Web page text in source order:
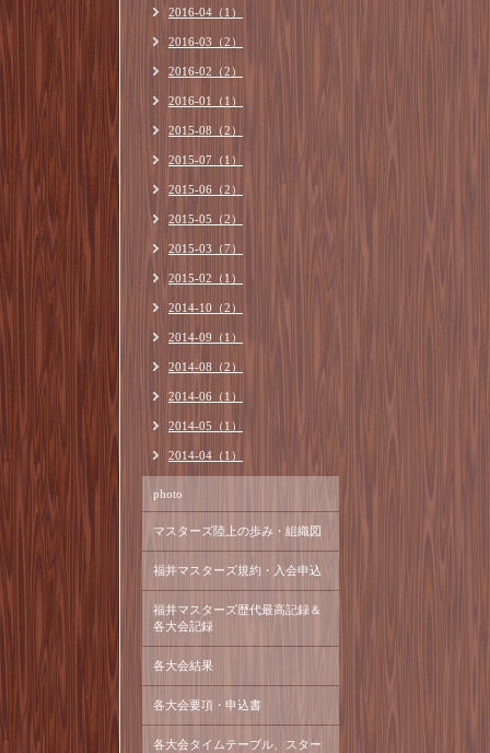
2016-04（1）
2016-03（2）
2016-02（2）
2016-01（1）
2015-08（2）
2015-07（1）
2015-06（2）
2015-05（2）
2015-03（7）
2015-02（1）
2014-10（2）
2014-09（1）
2014-08（2）
2014-06（1）
2014-05（1）
2014-04（1）
photo
マスターズ陸上の歩み・組織図
福井マスターズ規約・入会申込
福井マスターズ歴代最高記録＆
各大会記録
各大会結果
各大会要項・申込書
各大会タイムテーブル、スター